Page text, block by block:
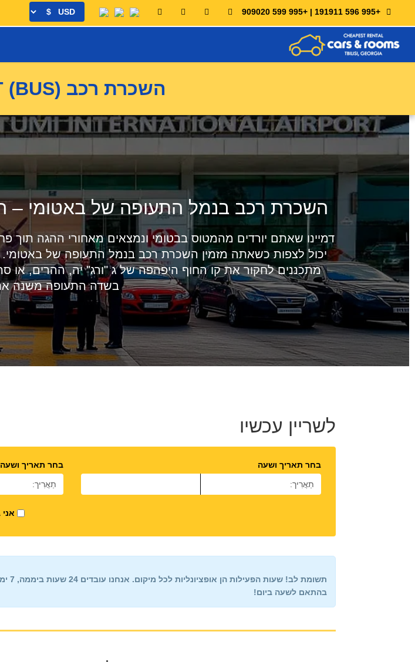
+995 596 191911 | +995 599 909020
השכרת רכב BATUMI AIRPORT (BUS)
השכרת רכב בנמל התעופה של באטומי –
דמיינו שאתם יורדים מהמטוס בבטומי ונמצאים מאחורי ההגה
יכול לצפות כשאתה מזמין השכרת רכב בנמל התעופה של
מתכננים לחקור את קו החוף היפהפה של ג "ורג" יה, ההרים,
בשדה התעופה משנה
לשריין עכשיו
בחר תאריך ושעה בחר תאריך ושעה
אני בן 21 ומעלה ויש לי
תשומת לב! שעות הפעילות הן אופציונליות לכל מיקום. אנחנו עובדים 24 שעות ביממה, 7 ימים בשבוע,
בהתאם לשעה ביום!